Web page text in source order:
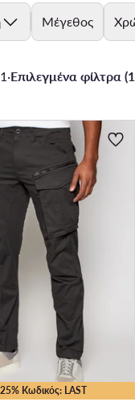
Μέγεθος
·Επιλεγμένα φίλτρα
Κωδικός: LAST